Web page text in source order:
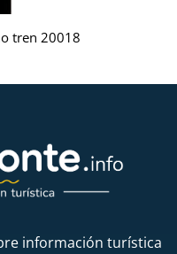
tren 20018
información turística